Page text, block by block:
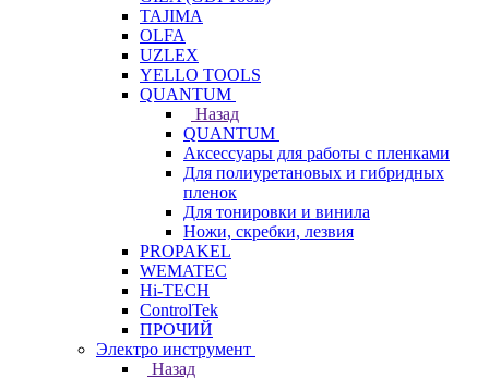
TAJIMA
OLFA
UZLEX
YELLO TOOLS
QUANTUM
Назад
QUANTUM
Аксессуары для работы с пленками
Для полиуретановых и гибридных
пленок
Для тонировки и винила
Ножи, скребки, лезвия
PROPAKEL
WEMATEC
Hi-TECH
ControlTek
ПРОЧИЙ
Электро инструмент
Назад